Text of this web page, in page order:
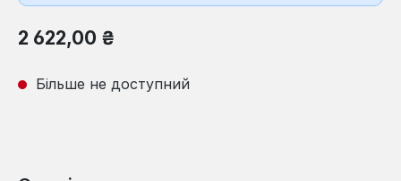
Звичайна ціна:
2 622,00 ₴
Більше не доступний